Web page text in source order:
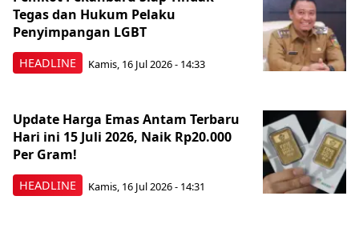
HEADLINE
Tegas dan Hukum Pelaku
Penyimpangan LGBT
Kamis, 16 Jul 2026 - 14:33
HEADLINE
Update Harga Emas Antam Terbaru
Hari ini 15 Juli 2026, Naik Rp20.000
Per Gram!
Kamis, 16 Jul 2026 - 14:31